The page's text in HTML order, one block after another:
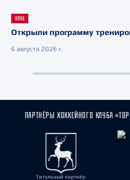
КЛУБ
Открыли программу
6 августа 2026 г.
ПАРТНЁРЫ ХОККЕЙНОГО КЛУБА
Титульный партнёр